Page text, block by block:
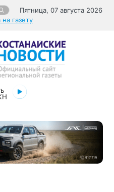
Пятница, 07 августа 2026
газету